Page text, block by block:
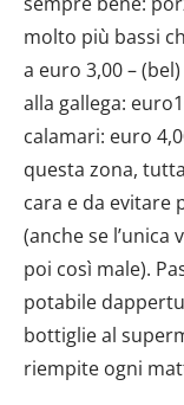
molto più bassi
a euro 3,00 –
alla gallega:
calamari: euro
questa zona,
cara e da evitare
(anche se l’unica
poi così male).
potabile
bottiglie al
riempite ogni